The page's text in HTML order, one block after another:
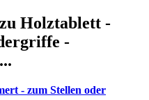
Holztablett -
-
- zum Stellen oder